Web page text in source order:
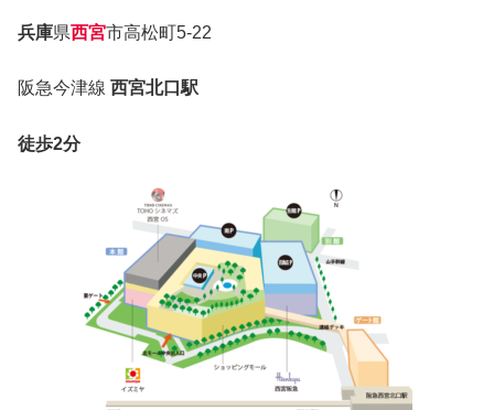
兵庫県西宮市高松町5-22
阪急今津線 西宮北口駅
徒歩2分